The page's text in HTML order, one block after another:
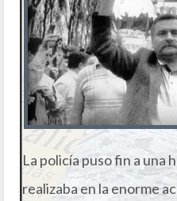
La policía puso fin a una
realizaba en la enorme